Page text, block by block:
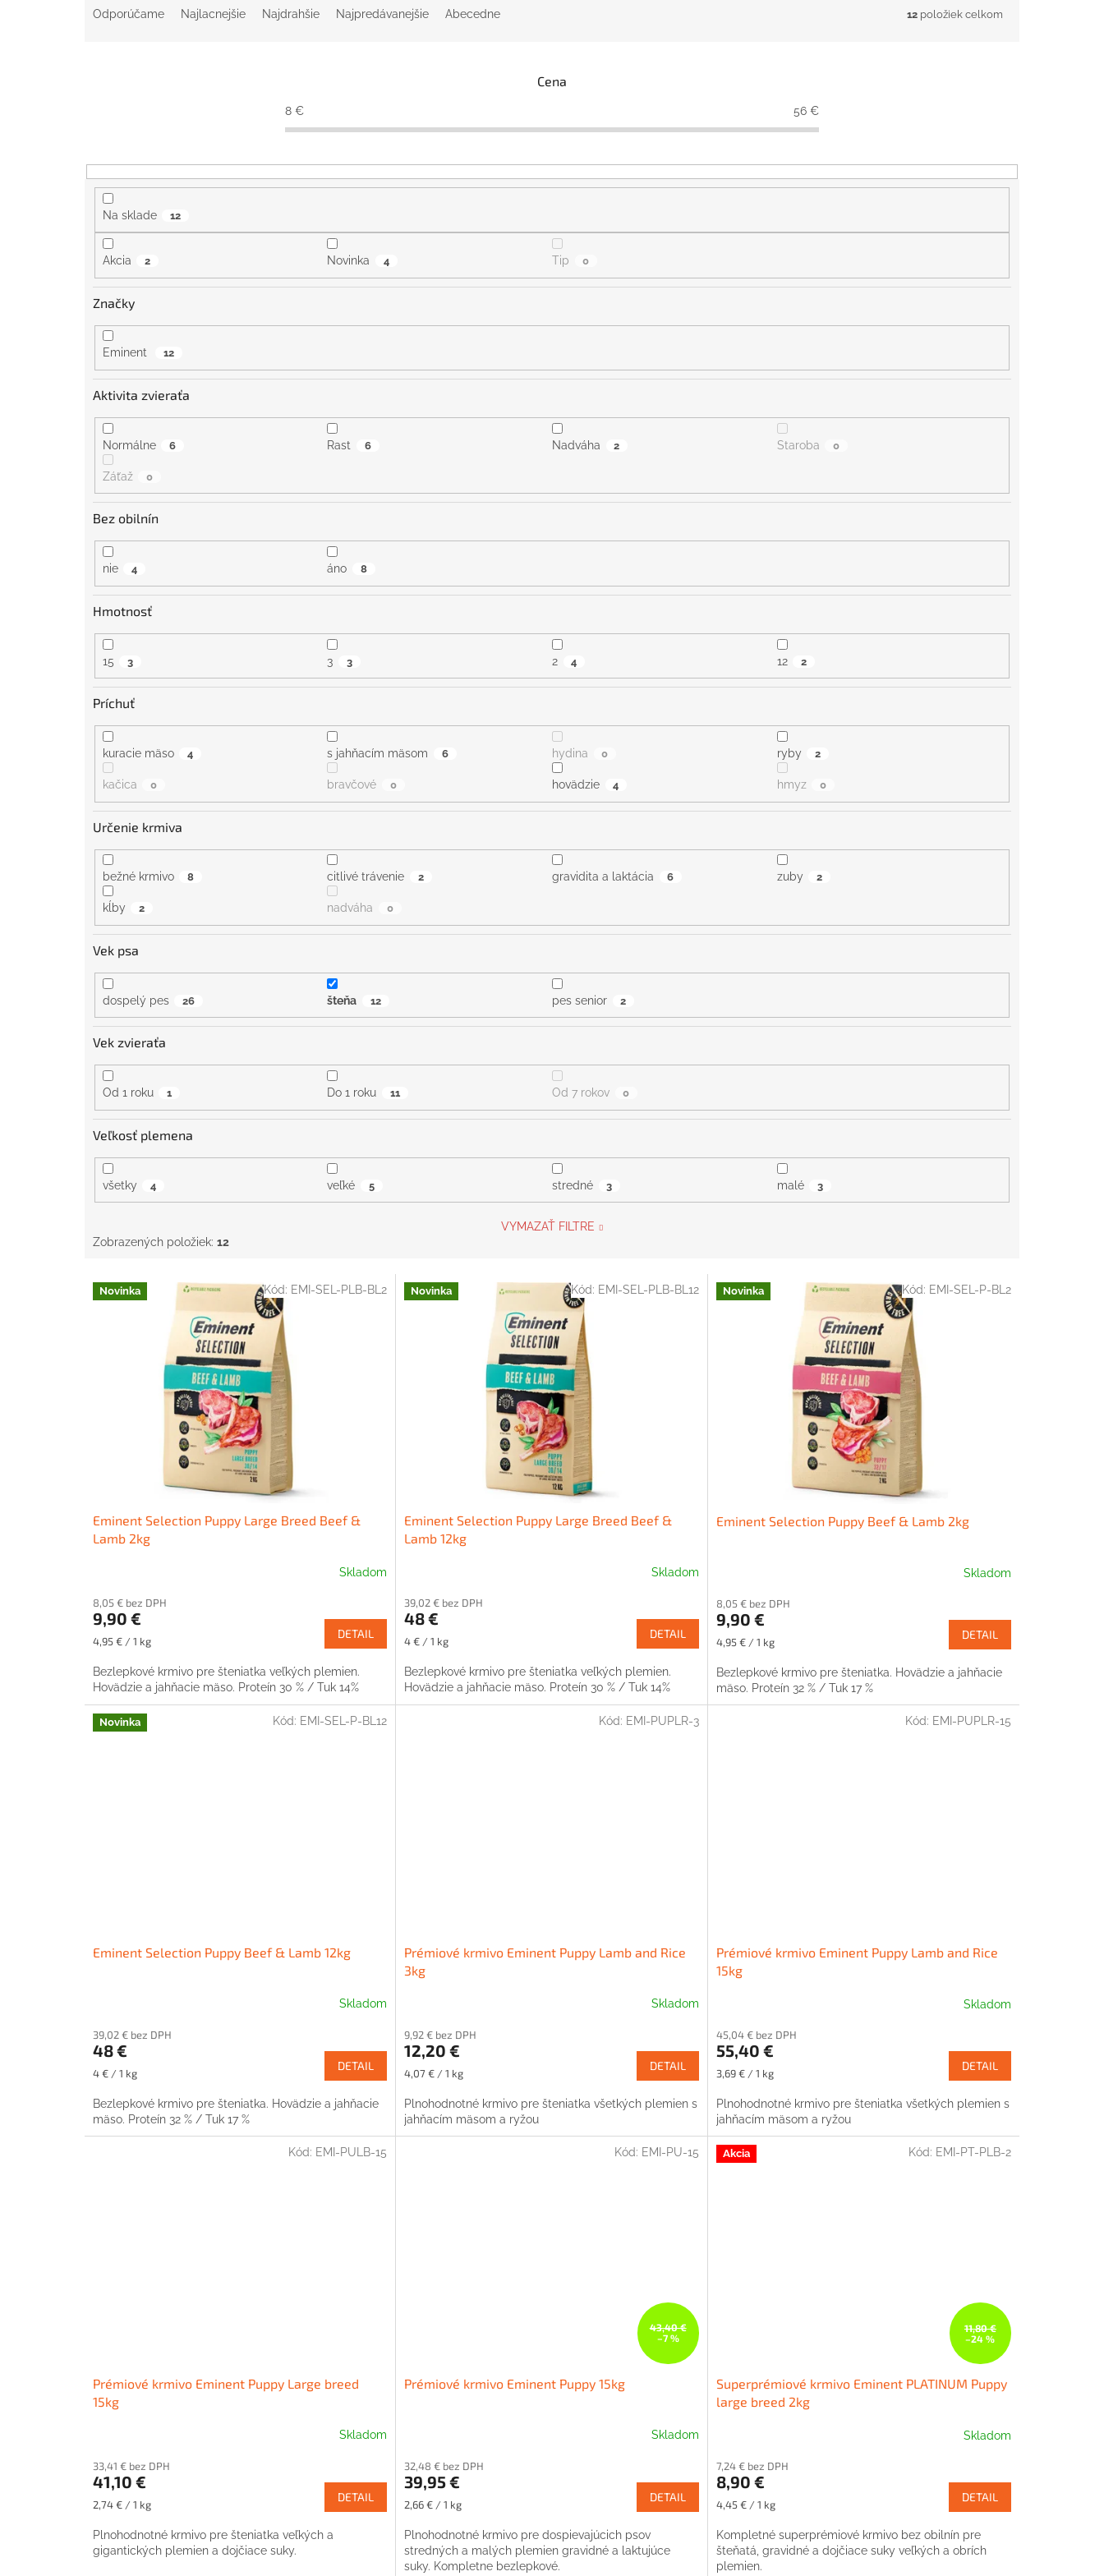
d
Odporúčame Najlacnejšie Najdrahšie Najpredávanejšie Abecedne 12 položiek celkom
Cena
8 € 56 €
Na sklade 12
Akcia 2 Novinka 4 Tip 0
Značky
Eminent 12
Aktivita zvieraťa
Normálne 6 Rast 6 Nadváha 2 Staroba 0
Záťaž 0
Bez obilnín
nie 4 áno 8
Hmotnosť
15 3 3 3 2 4 12 2
Príchuť
kuracie mäso 4 s jahňacím mäsom 6 hydina 0 ryby 2
kačica 0 bravčové 0 hovädzie 4 hmyz 0
Určenie krmiva
bežné krmivo 8 citlivé trávenie 2 gravidita a laktácia 6 zuby 2
kĺby 2 nadváha 0
Vek psa
dospelý pes 26 šteňa 12 pes senior 2
Vek zvieraťa
Od 1 roku 1 Do 1 roku 11 Od 7 rokov 0
Veľkosť plemena
všetky 4 veľké 5 stredné 3 malé 3
VYMAZAŤ FILTRE
Zobrazených položiek: 12
V Novinka
Eminent Selection Puppy Large Breed Beef &
Lamb 2kg
Skladom
8,05 € bez DPH
9,90 €
Jednotková
4,95 € / 1 kg
DETAIL
Bezlepkové krmivo pre šteniatka veľkých plemien.
Hovädzie a jahňacie mäso. Proteín 30 % / Tuk 14%
Kód: EMI-SEL-PLB-BL2 Novinka
Eminent Selection Puppy Large Breed Beef &
Lamb 12kg
Skladom
39,02 € bez DPH
48 €
Jednotková
4 € / 1 kg
DETAIL
Bezlepkové krmivo pre šteniatka veľkých plemien.
Hovädzie a jahňacie mäso. Proteín 30 % / Tuk 14%
Kód: EMI-SEL-PLB-BL12 Novinka
Eminent Selection Puppy Beef & Lamb 2kg
Skladom
8,05 € bez DPH
9,90 €
Jednotková
4,95 € / 1 kg
DETAIL
Bezlepkové krmivo pre šteniatka. Hovädzie a jahňacie
mäso. Proteín 32 % / Tuk 17 %
Kód: EMI-SEL-P-BL2
Novinka
Eminent Selection Puppy Beef & Lamb 12kg
Skladom
39,02 € bez DPH
48 €
Jednotková
4 € / 1 kg
DETAIL
Bezlepkové krmivo pre šteniatka. Hovädzie a jahňacie
mäso. Proteín 32 % / Tuk 17 %
Kód: EMI-SEL-P-BL12
Prémiové krmivo Eminent Puppy Lamb and Rice
3kg
Skladom
9,92 € bez DPH
12,20 €
Jednotková
4,07 € / 1 kg
DETAIL
Plnohodnotné krmivo pre šteniatka všetkých plemien s
jahňacím mäsom a ryžou
Kód: EMI-PUPLR-3
Prémiové krmivo Eminent Puppy Lamb and Rice
15kg
Skladom
45,04 € bez DPH
55,40 €
Jednotková
3,69 € / 1 kg
DETAIL
Plnohodnotné krmivo pre šteniatka všetkých plemien s
jahňacím mäsom a ryžou
Kód: EMI-PUPLR-15
Prémiové krmivo Eminent Puppy Large breed
15kg
Skladom
33,41 € bez DPH
41,10 €
Jednotková
2,74 € / 1 kg
DETAIL
Plnohodnotné krmivo pre šteniatka veľkých a
gigantických plemien a dojčiace suky.
Kód: EMI-PULB-15
43,40 €
–7 %
Prémiové krmivo Eminent Puppy 15kg
Skladom
32,48 € bez DPH
39,95 €
Jednotková
2,66 € / 1 kg
DETAIL
Plnohodnotné krmivo pre dospievajúcich psov
stredných a malých plemien gravidné a laktujúce
suky. Kompletne bezlepkové.
Kód: EMI-PU-15 Akcia
11,80 €
–24 %
Superprémiové krmivo Eminent PLATINUM Puppy
large breed 2kg
Skladom
7,24 € bez DPH
8,90 €
Jednotková
4,45 € / 1 kg
DETAIL
Kompletné superprémiové krmivo bez obilnín pre
šteňatá, gravidné a dojčiace suky veľkých a obrích
plemien.
Kód: EMI-PT-PLB-2